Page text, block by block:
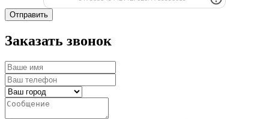
Отправить
Заказать звонок